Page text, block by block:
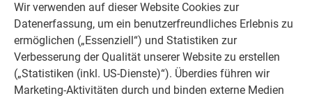
Wir verwenden auf dieser Website Cookies zur
Datenerfassung, um ein benutzerfreundliches Erlebnis zu
ermöglichen („Essenziell“) und Statistiken zur
Verbesserung der Qualität unserer Website zu erstellen
(„Statistiken (inkl. US-Dienste)“). Überdies führen wir
Marketing-Aktivitäten durch und binden externe Medien